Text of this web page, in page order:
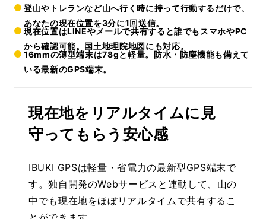
登山やトレランなど山へ行く時に持って行動するだけで、
あなたの現在位置を3分に1回送信。
現在位置はLINEやメールで共有すると誰でもスマホやPC
から確認可能。国土地理院地図にも対応。
16mmの薄型端末は78gと軽量。防水・防塵機能も備えて
いる最新のGPS端末。
現在地をリアルタイムに見
守ってもらう安心感
IBUKI GPSは軽量・省電力の最新型GPS端末で
す。独自開発のWebサービスと連動して、山の
中でも現在地をほぼリアルタイムで共有するこ